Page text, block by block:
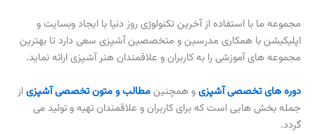
مجموعه ما با استفاده از آخرین تکنولوژی روز دنیا با ایجاد وبسایت و
اپلیکیشن با همکاری مدرسین و متخصصین آشپزی سعی دارد تا بهترین
مجموعه های آموزشی را به کاربران و علاقمندان هنر آشپزی ارائه نماید.
دوره های تخصصی آشپزیو همچنینمطالب و متون تخصصی آشپزیاز
جمله بخش هایی است که برای کاربران و علاقمندان تهیه و تولید می
گردد.